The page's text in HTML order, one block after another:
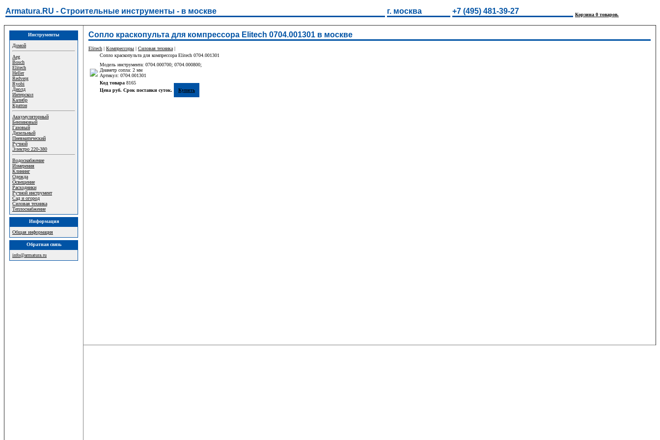
Armatura.RU - Строительные инструменты - в москве г. москва +7 (495) 481-39-27 Корзина 0 товаров.
Инструменты
Домой
Aeg
Bosch
Elitech
Heller
Redverg
Ryobi
Диолд
Интерскол
Калибр
Кратон
Аккумуляторный
Бензиновый
Газовый
Дизельный
Пневматический
Ручной
Электро 220-380
Водоснабжение
Измерения
Клининг
Одежда
Освещение
Расходники
Ручной инструмент
Сад и огород
Силовая техника
Теплоснабжение
Информация
Общая информация
Обратная связь
info@armatura.ru
Сопло краскопульта для компрессора Elitech 0704.001301 в москве
Elitech | Компрессоры | Силовая техника |
Сопло краскопульта для компрессора Elitech 0704.001301
Модель инструмента: 0704.000700; 0704.000800;
Диаметр сопла: 2 мм
Артикул: 0704.001301
Код товара 8165
Цена руб. Срок поставки суток.
Купить